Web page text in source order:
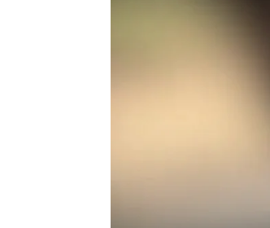
su hija